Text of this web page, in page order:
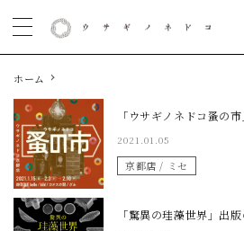
ホーム
「ウサギノネドコ蚤の
2021.01.05
京都店 / ミセ
「驚異の珪藻世界」出